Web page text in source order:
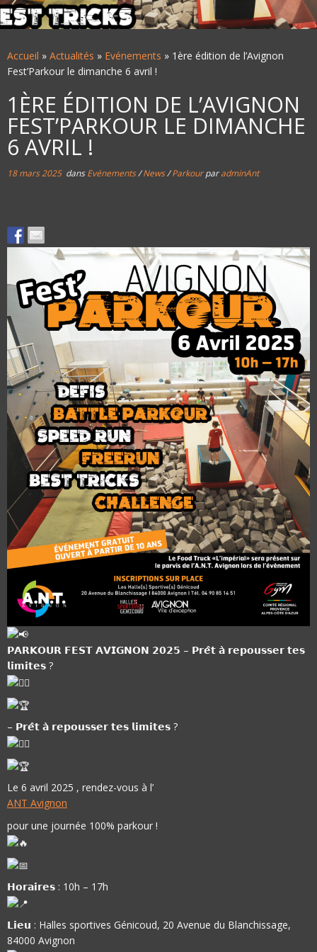
Accueil » Actualités » Evénements » 1ère édition de l’Avignon
Fest’Parkour le dimanche 6 avril !
1ÈRE ÉDITION DE L’AVIGNON
FEST’PARKOUR LE DIMANCHE
6 AVRIL !
18 mars 2025dansEvénements/News/ParkourparadminAnt
𝗣𝗔𝗥𝗞𝗢𝗨𝗥 𝗙𝗘𝗦𝗧 𝗔𝗩𝗜𝗚𝗡𝗢𝗡 𝟮𝟬𝟮𝟱 – 𝗣𝗿𝗲̂𝘁 𝗮̀ 𝗿𝗲𝗽𝗼𝘂𝘀𝘀𝗲𝗿 𝘁𝗲𝘀
𝗹𝗶𝗺𝗶𝘁𝗲𝘀 ?
– 𝗣𝗿𝗲̂𝘁 𝗮̀ 𝗿𝗲𝗽𝗼𝘂𝘀𝘀𝗲𝗿 𝘁𝗲𝘀 𝗹𝗶𝗺𝗶𝘁𝗲𝘀 ?
Le 6 avril 2025 , rendez-vous à l’
ANT Avignon
pour une journée 100% parkour !
𝗛𝗼𝗿𝗮𝗶𝗿𝗲𝘀 : 10h – 17h
𝗟𝗶𝗲𝘂 : Halles sportives Génicoud, 20 Avenue du Blanchissage,
84000 Avignon